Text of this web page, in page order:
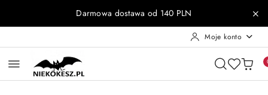
Przejdź do treści głównej
Przejdź do wyszukiwarki
Przejdź do moje konto
Przejdź do menu głównego
Przejdź do stopkiDarmowa dostawa od 140 PLN
Moje konto